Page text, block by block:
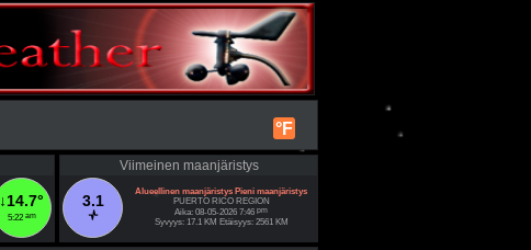
°F
↓14.7°
5:22 am
Viimeinen maanjäristys
3.1
Alueellinen maanjäristys Pieni maanjäristys
PUERTO RICO REGION
Aika: 08-05-2026 7:46 pm
Syvyys: 17.1 KM Etäisyys: 2561 KM